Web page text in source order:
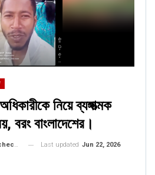
নিয়ে ব্যঙ্গাত্মক
বরং বাংলাদেশের।
Last updated Jun 22, 2026